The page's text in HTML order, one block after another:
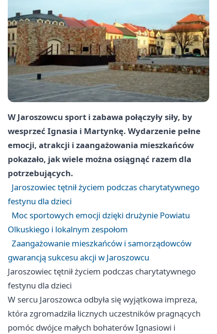
W Jaroszowcu sport i zabawa połączyły siły, by
wesprzeć Ignasia i Martynkę. Wydarzenie pełne
emocji, atrakcji i zaangażowania mieszkańców
pokazało, jak wiele można osiągnąć razem dla
potrzebujących.
Jaroszowiec tętnił życiem podczas charytatywnego
festynu dla dzieci
Moc sportowych emocji dzięki drużynie Powiatu
Olkuskiego i lokalnym zespołom
Zaangażowanie mieszkańców i samorządowców
gwarancją sukcesu akcji w Jaroszowcu
Jaroszowiec tętnił życiem podczas charytatywnego
festynu dla dzieci
W sercu Jaroszowca odbyła się wyjątkowa impreza,
która zgromadziła licznych uczestników pragnących
pomóc dwójce małych bohaterów Ignasiowi i